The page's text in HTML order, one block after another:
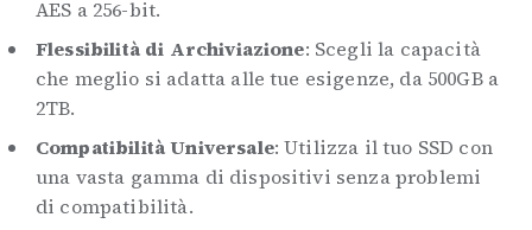
AES a 256-bit.
Flessibilità di Archiviazione: Scegli la capacità
che meglio si adatta alle tue esigenze, da 500GB a
2TB.
Compatibilità Universale: Utilizza il tuo SSD con
una vasta gamma di dispositivi senza problemi
di compatibilità.